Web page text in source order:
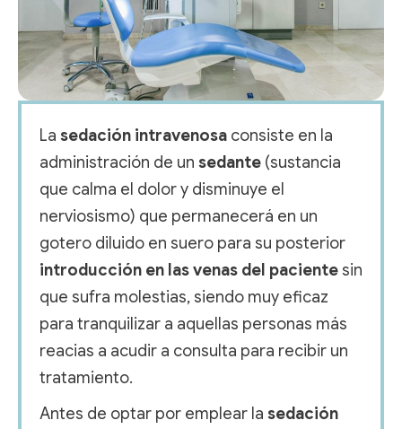
La sedación intravenosa consiste en la
administración de un sedante (sustancia
que calma el dolor y disminuye el
nerviosismo) que permanecerá en un
gotero diluido en suero para su posterior
introducción en las venas del paciente sin
que sufra molestias, siendo muy eficaz
para tranquilizar a aquellas personas más
reacias a acudir a consulta para recibir un
tratamiento.
Antes de optar por emplear la sedación